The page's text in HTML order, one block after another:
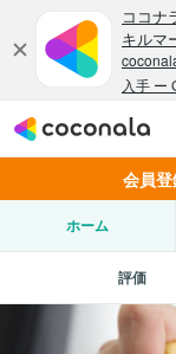
会員
ホーム
評価